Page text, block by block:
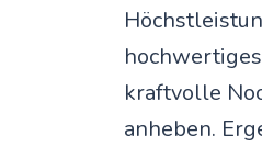
kraftvolle
anheben.